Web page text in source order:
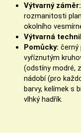
Výtvarný záměr:
rozmanitosti
okolního
Výtvarná
Pomůcky: černý
vyříznutým
(odstíny modré,
nádobí (pro
barvy, kelímek s
vlhký hadřík.